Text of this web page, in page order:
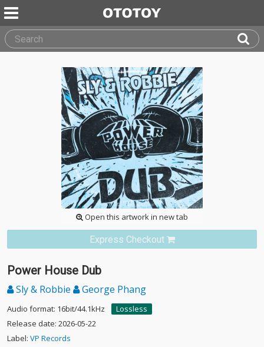
Open this artwork in new tab
Express Checkout
Power House Dub
Sly & Robbie George Phang
Audio format: 16bit/44.1kHz
Lossless
Release date: 2026-05-22
Label: VP Records